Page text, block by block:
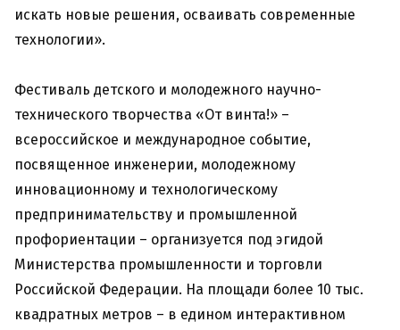
искать новые решения, осваивать современные
технологии».
Фестиваль детского и молодежного научно-
технического творчества «От винта!» –
всероссийское и международное событие,
посвященное инженерии, молодежному
инновационному и технологическому
предпринимательству и промышленной
профориентации – организуется под эгидой
Министерства промышленности и торговли
Российской Федерации. На площади более 10 тыс.
квадратных метров – в едином интерактивном